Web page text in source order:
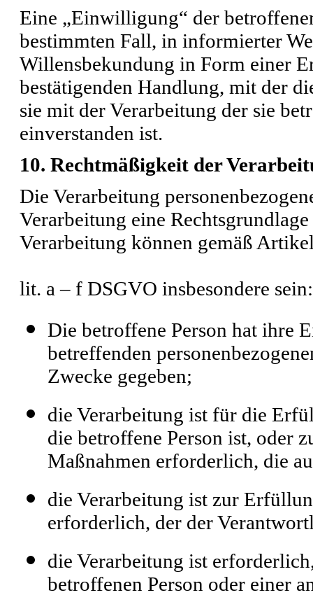
Eine „Einwilligung“ der
bestimmten Fall, in informierter
Willensbekundung in Form einer
bestätigenden Handlung, mit der
sie mit der Verarbeitung der sie
einverstanden ist.
10. Rechtmäßigkeit der
Die Verarbeitung
Verarbeitung eine
Verarbeitung können gemäß
lit. a – f DSGVO insbesondere sein:
Die betroffene Person hat ihre
betreffenden
Zwecke gegeben;
die Verarbeitung ist für die
die betroffene Person ist, oder
Maßnahmen erforderlich, die
die Verarbeitung ist zur
erforderlich, der der
die Verarbeitung ist
betroffenen Person oder einer